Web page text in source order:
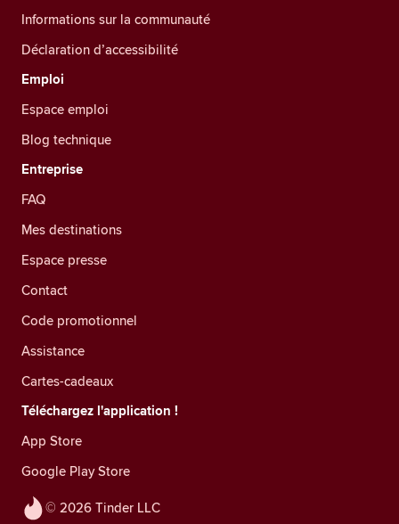
© 2026 Tinder LLC
Informations sur la communauté
Déclaration d’accessibilité
Emploi
Espace emploi
Blog technique
Entreprise
FAQ
Mes destinations
Espace presse
Contact
Code promotionnel
Assistance
Cartes-cadeaux
Téléchargez l'application !
App Store
Google Play Store